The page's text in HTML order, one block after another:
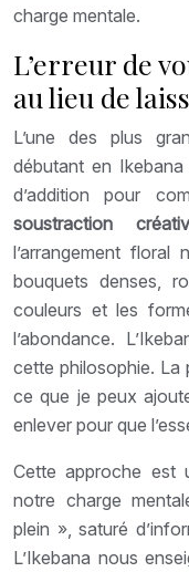
charge mentale.
L’erreur de
au lieu de
L’une des plus
débutant en
d’addition pour
soustraction
l’arrangement
bouquets denses,
couleurs et les
l’abondance.
cette philosophie. La
ce que je peux
enlever pour que
Cette approche est
notre charge
plein », saturé
L’Ikebana nous